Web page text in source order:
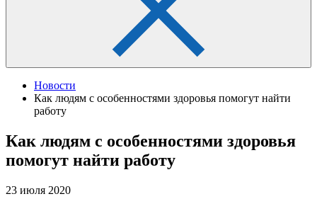
Новости
Как людям с особенностями здоровья помогут найти
работу
Как людям с особенностями здоровья
помогут найти работу
23 июля 2020